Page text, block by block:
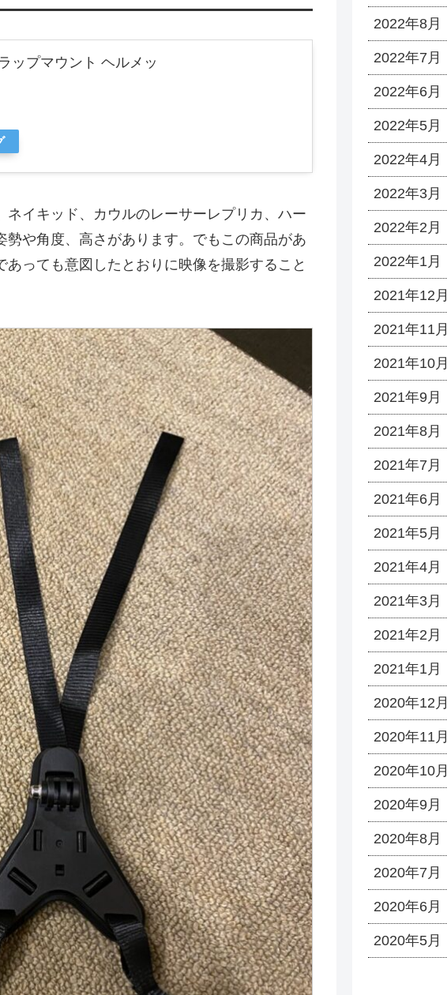
ップマウント ヘルメッ
イキッド、カウルのレーサーレプリカ、ハー
や角度、高さがあります。でもこの商品があ
っても意図したとおりに映像を撮影すること
2022年8月
2022年7月
2022年6月
2022年5月
2022年4月
2022年3月
2022年2月
2022年1月
2021年12月
2021年11月
2021年10月
2021年9月
2021年8月
2021年7月
2021年6月
2021年5月
2021年4月
2021年3月
2021年2月
2021年1月
2020年12月
2020年11月
2020年10月
2020年9月
2020年8月
2020年7月
2020年6月
2020年5月